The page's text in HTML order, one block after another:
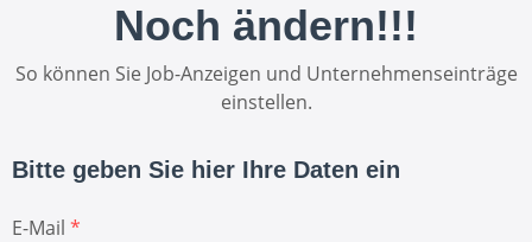
Noch ändern!!!
So können Sie Job-Anzeigen und Unternehmenseinträge
einstellen.
Bitte geben Sie hier Ihre Daten ein
E-Mail *